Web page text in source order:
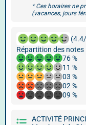
* Ces horaires ne
(vacances, jours
Répartition des notes
76 %
11 %
03 %
02 %
09 %
ACTIVITÉ